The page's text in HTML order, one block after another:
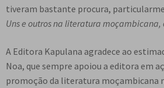
tiveram bastante procura,
Uns e outros na literatura moçambicana,
A Editora Kapulana agradece ao
Noa, que sempre apoiou a editora em
promoção da literatura moçambicana